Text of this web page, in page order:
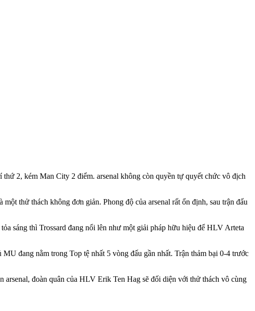
2, kém Man City 2 điểm. ars‌enal không còn quyền tự quyết chức vô địch
thử thách không đơn giản. Phong độ của ars‌enal rất ổn định, sau trận đấu
sáng thì Trossard đang nổi lên như một giải pháp hữu hiệu để HLV Arteta
đang nằm trong Top tệ nhất 5 vòng đấu gần nhất. Trận thảm bại 0-4 trước
đoàn quân của HLV Erik Ten Hag sẽ đối diện với thử thách vô cùng